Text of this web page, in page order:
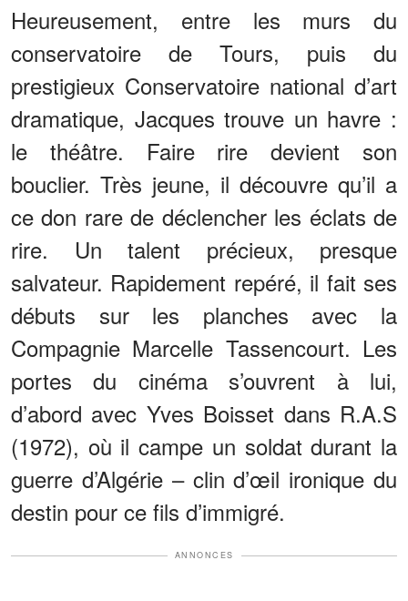
Heureusement, entre les murs du
conservatoire de Tours, puis du
prestigieux Conservatoire national d’art
dramatique, Jacques trouve un havre :
le théâtre. Faire rire devient son
bouclier. Très jeune, il découvre qu’il a
ce don rare de déclencher les éclats de
rire. Un talent précieux, presque
salvateur. Rapidement repéré, il fait ses
débuts sur les planches avec la
Compagnie Marcelle Tassencourt. Les
portes du cinéma s’ouvrent à lui,
d’abord avec Yves Boisset dans R.A.S
(1972), où il campe un soldat durant la
guerre d’Algérie – clin d’œil ironique du
destin pour ce fils d’immigré.
ANNONCES